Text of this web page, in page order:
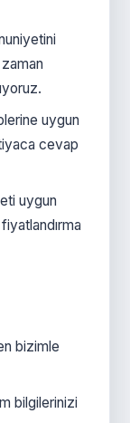
uygun
cevap
uygun
bizimle
bilgilerinizi